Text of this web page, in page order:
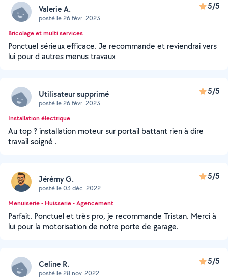
Valerie A.
posté le 26 févr. 2023
5/5
Bricolage et multi services
Ponctuel sérieux efficace. Je recommande et reviendrai vers
lui pour d autres menus travaux
Utilisateur supprimé
posté le 26 févr. 2023
5/5
Installation électrique
Au top ? installation moteur sur portail battant rien à dire
travail soigné .
Jérémy G.
posté le 03 déc. 2022
5/5
Menuiserie - Huisserie - Agencement
Parfait. Ponctuel et très pro, je recommande Tristan. Merci à
lui pour la motorisation de notre porte de garage.
Celine R.
posté le 28 nov. 2022
5/5